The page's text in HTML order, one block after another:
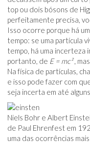
top ou dois bósons de
perfeitamente precisa,
Isso ocorre porque há
tempo: se uma partícula
tempo, há uma incerteza
portanto, de E = mc²,
Na física de partículas,
e isso pode fazer com
seja incerta em até
Niels Bohr e Albert
de Paul Ehrenfest em
uma das ocorrências